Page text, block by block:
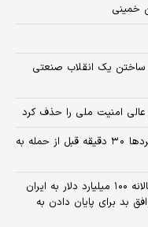
خمینی
ساختن یک انقلاب صنعتی
امنیت ملی را حذف کرد
رئیس سازمان هواپیمایی: گزارش ورود هواگردها ٣٠ دقیقه قبل از حمله به
توافق پیشنهادی برای بازگشایی تنگه هرمز سالانه ۱۰۰ میلیارد دلار به ایران
بد برای پایان دادن به